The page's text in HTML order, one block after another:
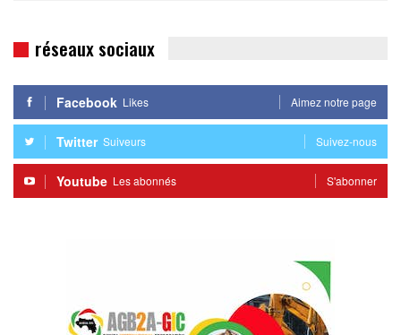
réseaux sociaux
Facebook Likes Aimez notre page
Twitter Suiveurs Suivez-nous
Youtube Les abonnés S'abonner